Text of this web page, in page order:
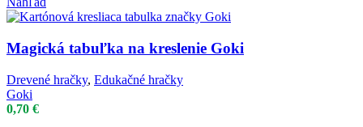
Magická tabuľka na kreslenie Goki
Drevené hračky, Edukačné hračky
Goki
0,70 €